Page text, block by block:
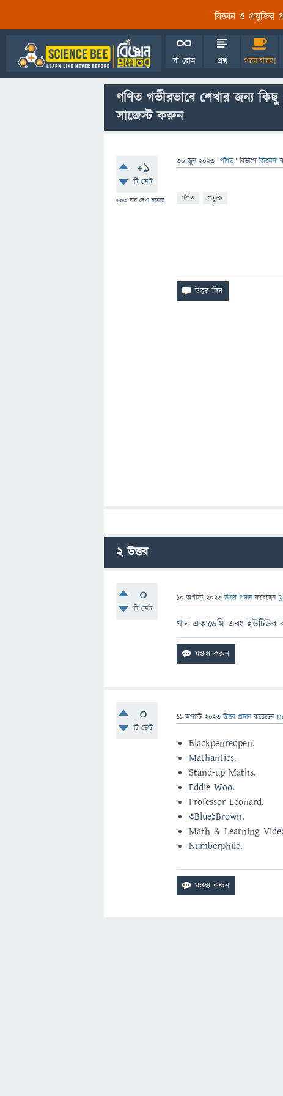
বিজ্ঞান ও প্রযুক্তির
বী হোম প্রশ্ন গরমাগরম!
গণিত গভীরভাবে শেখার জন্য
সাজেস্ট করুন
+1
টি ভোট
603 বার দেখা হয়েছে
30 জুন 2023 "গণিত" বিভাগে জিজ্ঞাসা
গণিত প্রযুক্তি
2উত্তর
0
টি ভোট
10 অগাস্ট 2023 উত্তর প্রদান করেছেন
খান একাডেমি এবং ইউটিউব
0
টি ভোট
11 অগাস্ট 2023 উত্তর প্রদান করেছেন
Blackpenredpen.
Mathantics.
Stand-up Maths.
Eddie Woo.
Professor Leonard.
3Blue1Brown.
Math & Learning
Numberphile.